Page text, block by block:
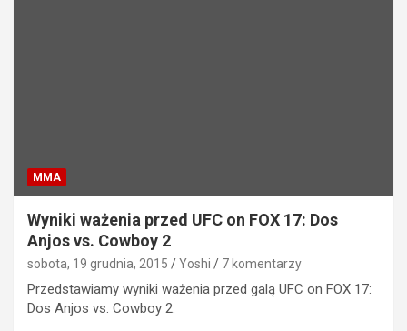
MMA
Wyniki ważenia przed UFC on FOX 17: Dos
Anjos vs. Cowboy 2
sobota, 19 grudnia, 2015 Yoshi 7 komentarzy
Przedstawiamy wyniki ważenia przed galą UFC on FOX 17:
Dos Anjos vs. Cowboy 2.